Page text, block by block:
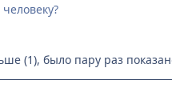
(1), было пару раз